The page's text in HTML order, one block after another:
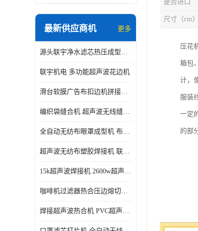
最新供应商机 更多
源头联宇净水滤芯热压成型机器 超声波大功率封边机
联宇机电 多功能超声波花边机
滑台软膜广告布扣边机拼接机用于焊接热合拼接作用
编织袋缝合机 超声波无线缝合机 厂家现货供应
全自动无纺布眼罩成型机 布料海绵眼罩热合切边机
超声波无纺布塑胶焊接机 联宇制造
15k超声波焊接机 2600w超声波焊接机 联宇制造
咖啡机过滤器热合压边熔切机 超声波无纺布喷胶棉热合机
焊接超声波热合机 PVC超声波焊接机 无纺布超声波设备
是否进口
尺寸（cm）
压花
箱包
计，
服装
一定
的部